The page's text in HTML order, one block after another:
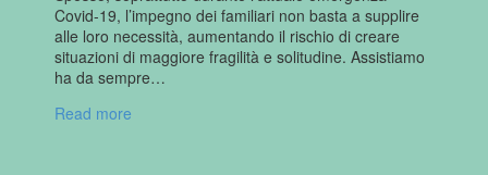
Covid-19, l’impegno dei familiari non basta a supplire
alle loro necessità, aumentando il rischio di creare
situazioni di maggiore fragilità e solitudine. Assistiamo
ha da sempre…
Read more